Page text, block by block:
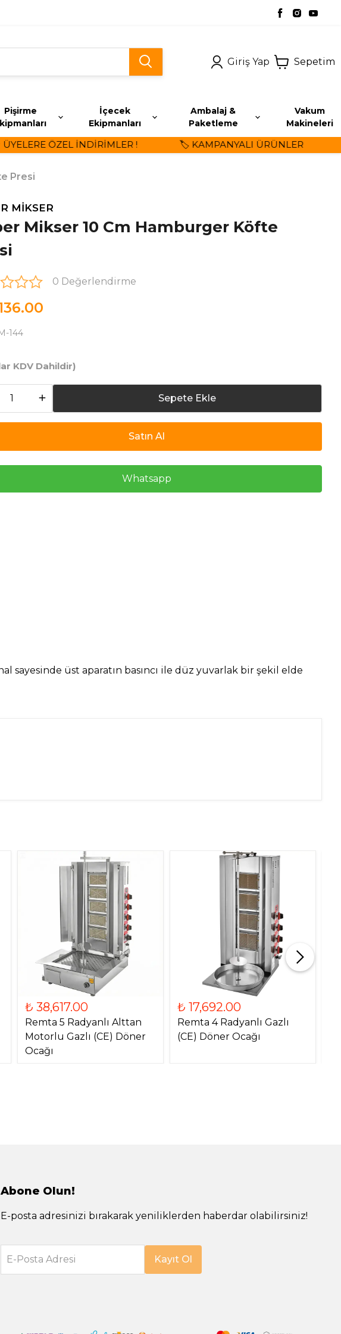
Giriş Yap Sepetim
Pişirme
İçecek
Ekipmanları
Ambalaj &
Paketleme
Vakum
Makineleri
ÖZEL İNDİRİMLER ! 🏷️ KAMPANYALI ÜRÜNLER
Presi
MİKSER
Mikser 10 Cm Hamburger Köfte
0 Değerlendirme
144
KDV Dahildir)
Sepete Ekle
Satın Al
Whatsapp
sayesinde üst aparatın basıncı ile düz yuvarlak bir şekil elde
₺ 38,617.00
Remta 5 Radyanlı Alttan
Motorlu Gazlı (CE) Döner
Ocağı
₺ 17,692.00
Remta 4 Radyanlı Gazlı
(CE) Döner Ocağı
Abone Olun!
E-posta adresinizi bırakarak yeniliklerden haberdar olabilirsiniz!
E-Posta Adresi Kayıt Ol